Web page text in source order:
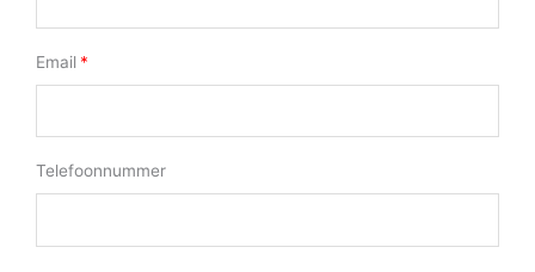
Email
Telefoonnummer